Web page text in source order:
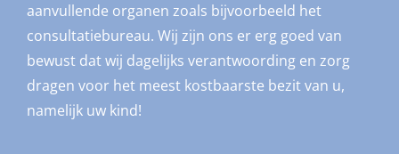
aanvullende organen zoals bijvoorbeeld het
consultatiebureau. Wij zijn ons er erg goed van
bewust dat wij dagelijks verantwoording en zorg
dragen voor het meest kostbaarste bezit van u,
namelijk uw kind!